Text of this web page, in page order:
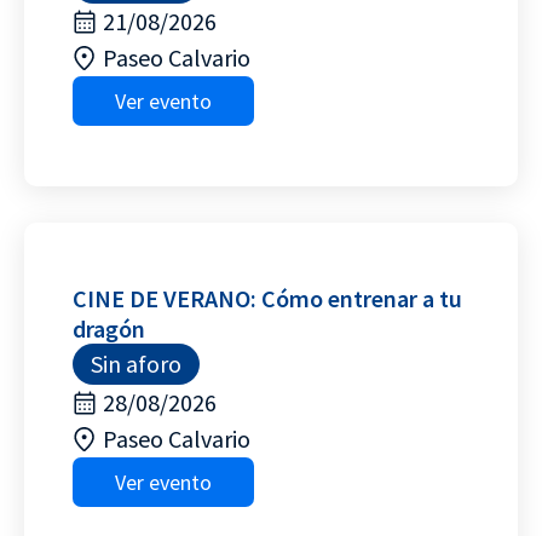
21/08/2026
Paseo Calvario
Ver evento
CINE DE VERANO: Cómo entrenar a tu
dragón
Sin aforo
28/08/2026
Paseo Calvario
Ver evento